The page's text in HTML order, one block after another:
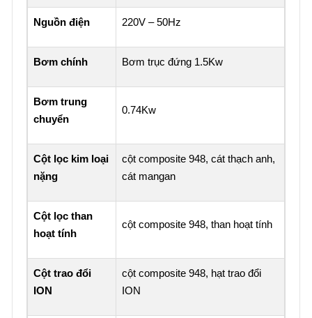
Nguồn điện 220V – 50Hz
Bơm chính Bơm trục đứng 1.5Kw
Bơm trung
chuyển
0.74Kw
Cột lọc kim loại
nặng
cột composite 948, cát thạch anh,
cát mangan
Cột lọc than
hoạt tính
cột composite 948, than hoạt tính
Cột trao đổi
ION
cột composite 948, hạt trao đổi
ION